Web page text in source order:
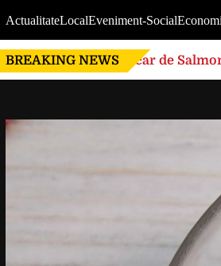
ActualitateLocalEveniment-Social
BREAKING NEWS Focar de